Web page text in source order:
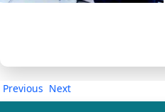
Previous Next